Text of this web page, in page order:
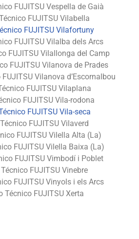
FUJITSU Vespella de Gaià
FUJITSU Vilabella
FUJITSU Vilafortuny
FUJITSU Vilalba dels Arcs
FUJITSU Vilallonga del Camp
FUJITSU Vilanova de Prades
Vilanova d’Escornalbou
FUJITSU Vilaplana
FUJITSU Vila-rodona
FUJITSU Vila-seca
FUJITSU Vilaverd
FUJITSU Vilella Alta (La)
FUJITSU Vilella Baixa (La)
FUJITSU Vimbodí i Poblet
FUJITSU Vinebre
FUJITSU Vinyols i els Arcs
Técnico FUJITSU Xerta